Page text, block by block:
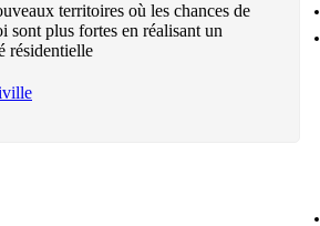
territoires où les chances de
sont plus fortes en réalisant un
résidentielle